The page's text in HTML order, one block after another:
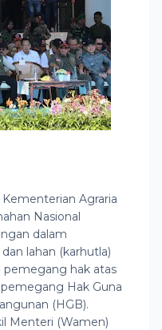
Agraria
Nasional
dalam
lahan (karhutla)
pemegang hak atas
Hak Guna
(HGB).
Menteri (Wamen)